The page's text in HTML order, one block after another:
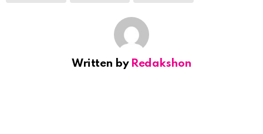
Written by Redakshon